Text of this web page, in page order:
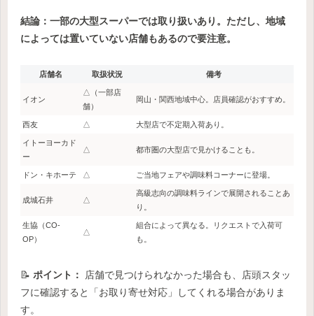
結論：一部の大型スーパーでは取り扱いあり。ただし、地域
によっては置いていない店舗もあるので要注意。
店舗名 取扱状況 備考
イオン
△（一部店
舗）
岡山・関西地域中心。店員確認がおすすめ。
西友 △ 大型店で不定期入荷あり。
イトーヨーカド
ー
△ 都市圏の大型店で見かけることも。
ドン・キホーテ △ ご当地フェアや調味料コーナーに登場。
成城石井 △
高級志向の調味料ラインで展開されることあ
り。
生協（CO-
OP）
△
組合によって異なる。リクエストで入荷可
も。
📝 ポイント：
店舗で見つけられなかった場合も、店頭スタッ
フに確認すると「お取り寄せ対応」してくれる場合がありま
す。